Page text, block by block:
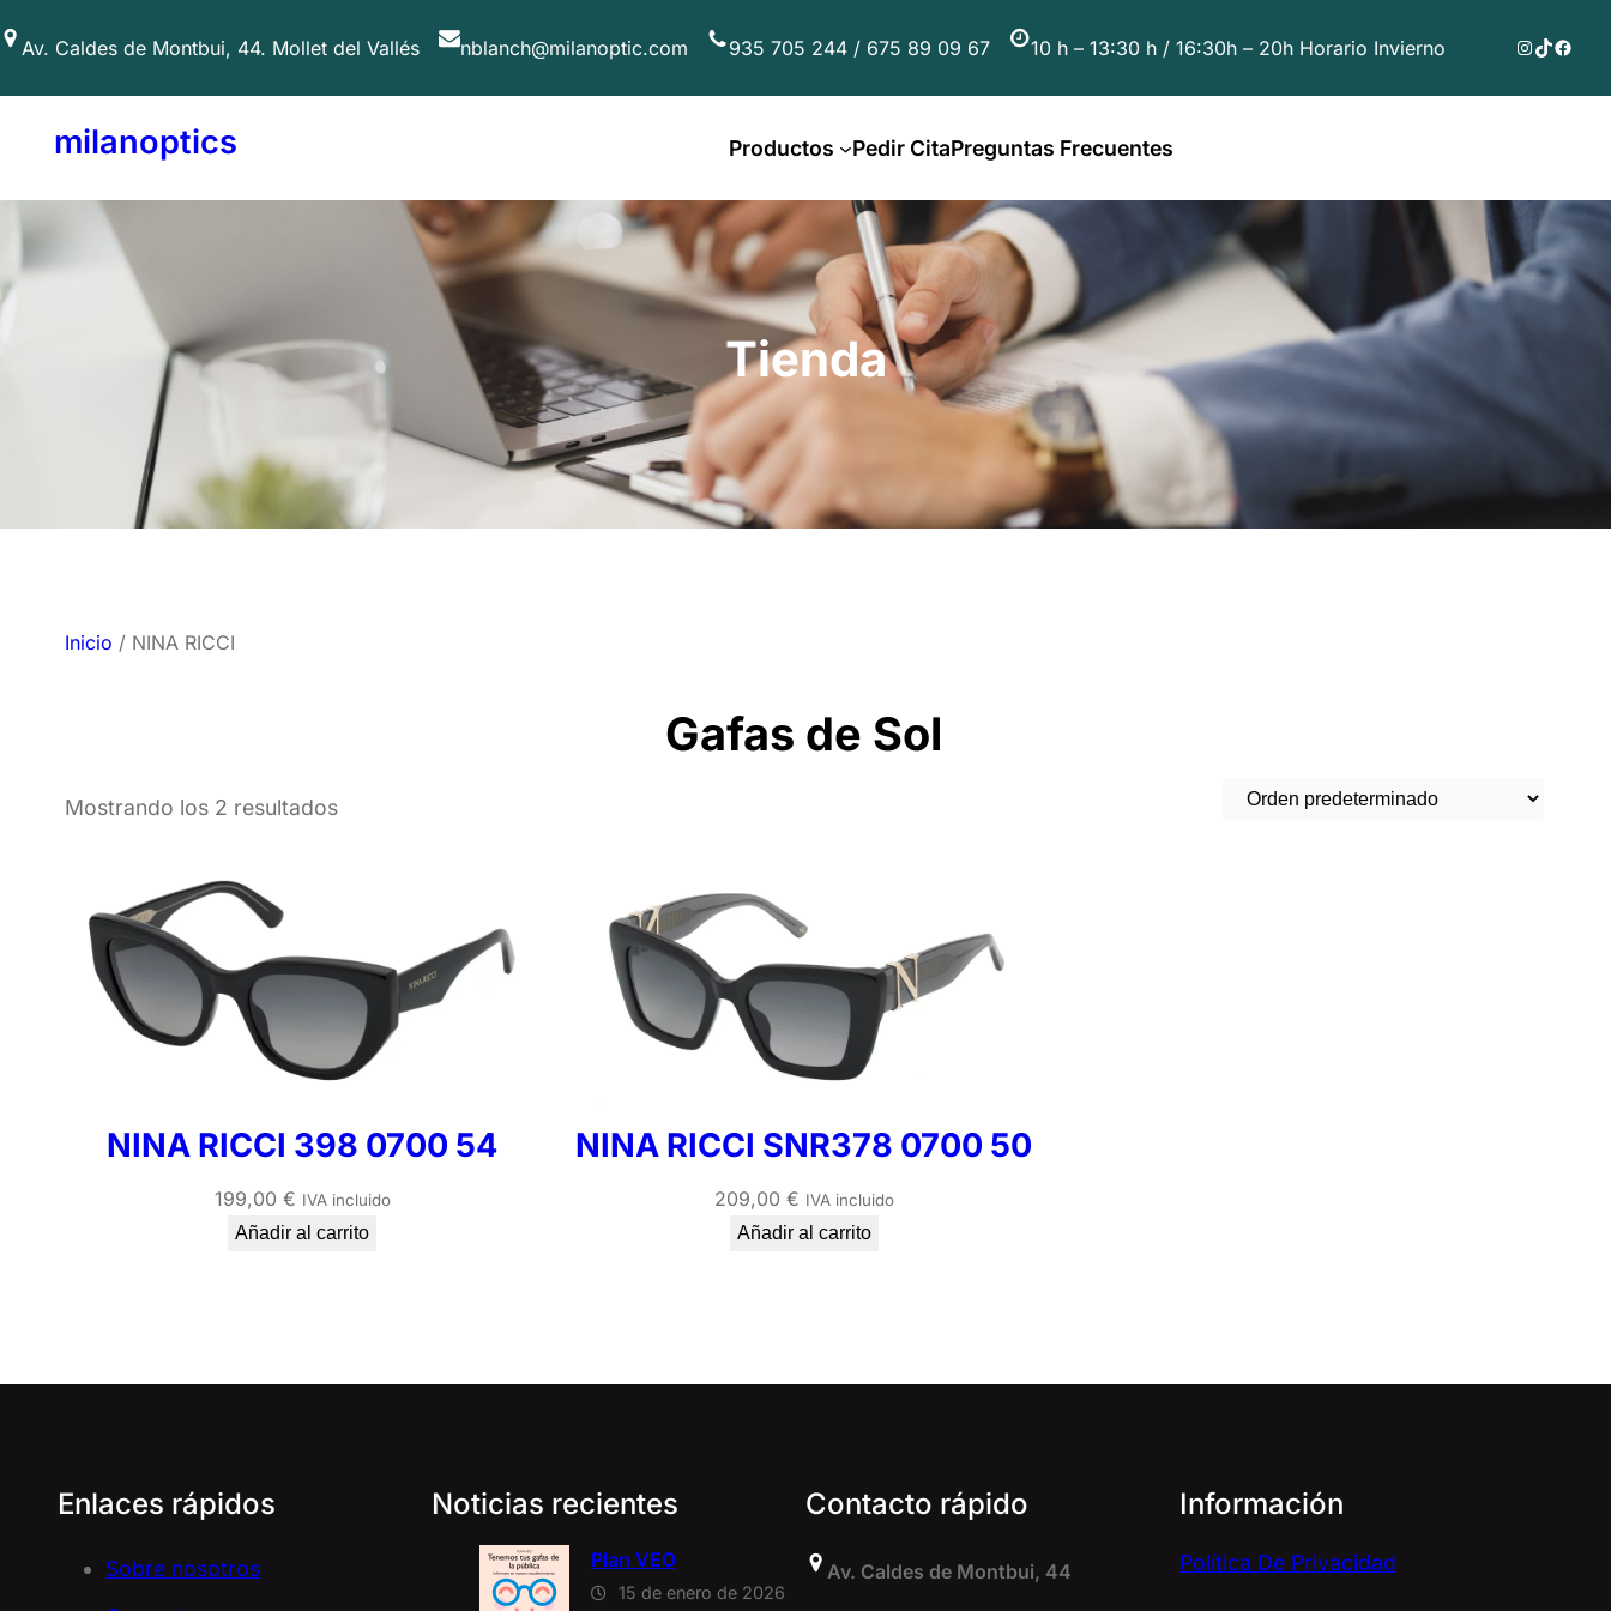
Av. Caldes de Montbui, 44. Mollet del Vallés nblanch@milanoptic.com 935 705 244 / 675 89 09 67 10 h – 13:30 h / 16:30h – 20h Horario Invierno Instagram
TikTok
milanoptics Productos Pedir CitaPreguntas Frecuentes
Tienda
Inicio / NINA RICCI
Gafas de Sol
Mostrando los 2 resultados
NINA RICCI 398 0700 54
199,00 € IVA incluido
Añadir al carrito
NINA RICCI SNR378 0700 50
209,00 € IVA incluido
Añadir al carrito
Enlaces rápidos
Sobre nosotros
Noticias recientes
Plan VEO
15 de enero de 2026
Contacto rápido
Av. Caldes de Montbui, 44
Información
Política De Privacidad